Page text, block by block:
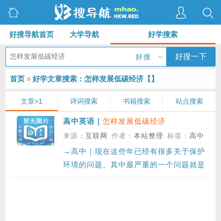
好搜导航首页 大学导航 好学搜索
好搜 好搜一下
首页 » 好学文章搜索：怎样发展低碳经济【】
文章>1 诗词搜索 书籍搜索 站点搜索
高中英语｜ 怎样发展低碳经济
来源： 互联网 作者： 本站整理 标签： 高中
→高中｜现在这些年已经有很多关于保护
环境的问题。其中最严重的一个问题就是